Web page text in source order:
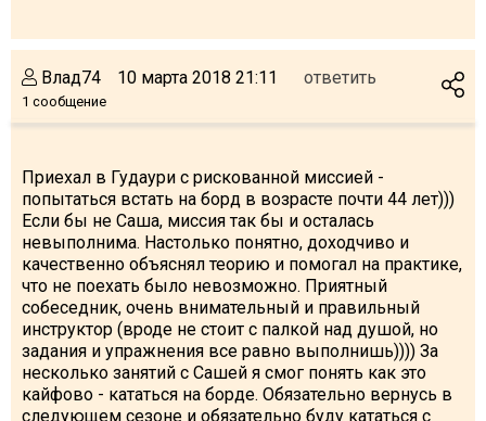
Влад74
1 сообщение
10 марта 2018 21:11 ответить
Приехал в Гудаури с рискованной миссией -
попытаться встать на борд в возрасте почти 44 лет)))
Если бы не Саша, миссия так бы и осталась
невыполнима. Настолько понятно, доходчиво и
качественно объяснял теорию и помогал на практике,
что не поехать было невозможно. Приятный
собеседник, очень внимательный и правильный
инструктор (вроде не стоит с палкой над душой, но
задания и упражнения все равно выполнишь)))) За
несколько занятий с Сашей я смог понять как это
кайфово - кататься на борде. Обязательно вернусь в
следующем сезоне и обязательно буду кататься с